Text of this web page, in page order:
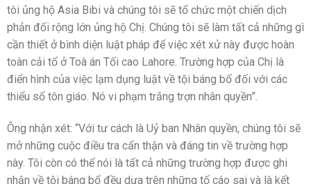
tôi ủng hộ Asia Bibi và chúng tôi sẽ tổ chức một chiến dịch
phản đối rộng lớn ủng hộ Chị. Chúng tôi sẽ làm tất cả những gì
cần thiết ở bình diện luật pháp để việc xét xử này được hoàn
toàn cải tổ ở Toà án Tối cao Lahore. Trường hợp của Chị là
điển hình của việc lạm dụng luật về tội báng bổ đối với các
thiểu số tôn giáo. Nó vi phạm trắng trợn nhân quyền”.
Ông nhận xét: “Với tư cách là Uỷ ban Nhân quyền, chúng tôi sẽ
mở những cuộc điều tra cẩn thận và đáng tin về trường hợp
này. Tôi còn có thể nói là tất cả những trường hợp được ghi
nhận về tội báng bổ đều dựa trên những tố cáo sai và là kết